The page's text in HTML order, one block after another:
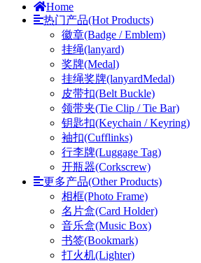
Home
热门产品(Hot Products)
徽章(Badge / Emblem)
挂绳(lanyard)
奖牌(Medal)
挂绳奖牌(lanyardMedal)
皮带扣(Belt Buckle)
领带夹(Tie Clip / Tie Bar)
钥匙扣(Keychain / Keyring)
袖扣(Cufflinks)
行李牌(Luggage Tag)
开瓶器(Corkscrew)
更多产品(Other Products)
相框(Photo Frame)
名片盒(Card Holder)
音乐盒(Music Box)
书签(Bookmark)
打火机(Lighter)